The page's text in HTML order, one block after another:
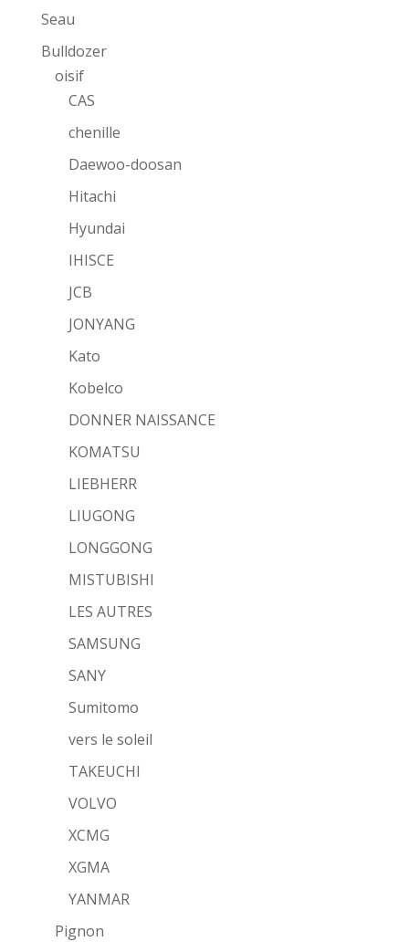
Seau
Bulldozer
oisif
CAS
chenille
Daewoo-doosan
Hitachi
Hyundai
IHISCE
JCB
JONYANG
Kato
Kobelco
DONNER NAISSANCE
KOMATSU
LIEBHERR
LIUGONG
LONGGONG
MISTUBISHI
LES AUTRES
SAMSUNG
SANY
Sumitomo
vers le soleil
TAKEUCHI
VOLVO
XCMG
XGMA
YANMAR
Pignon